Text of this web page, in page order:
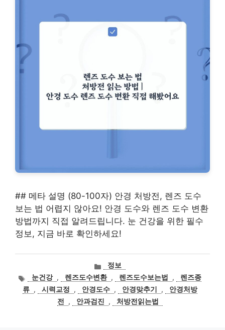
## 메타 설명 (80-100자) 안경 처방전, 렌즈 도수
보는 법 어렵지 않아요! 안경 도수와 렌즈 도수 변환
방법까지 직접 알려드립니다. 눈 건강을 위한 필수
정보, 지금 바로 확인하세요!
카
테
고
리
정보
태
그
눈건강 , 렌즈도수변환 , 렌즈도수보는법 ,
렌즈종
류 , 시력교정 , 안경도수 , 안경맞추기 ,
안경처방
전
, 안과검진 , 처방전읽는법